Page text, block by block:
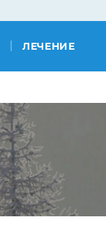
ЛЕЧЕНИЕ